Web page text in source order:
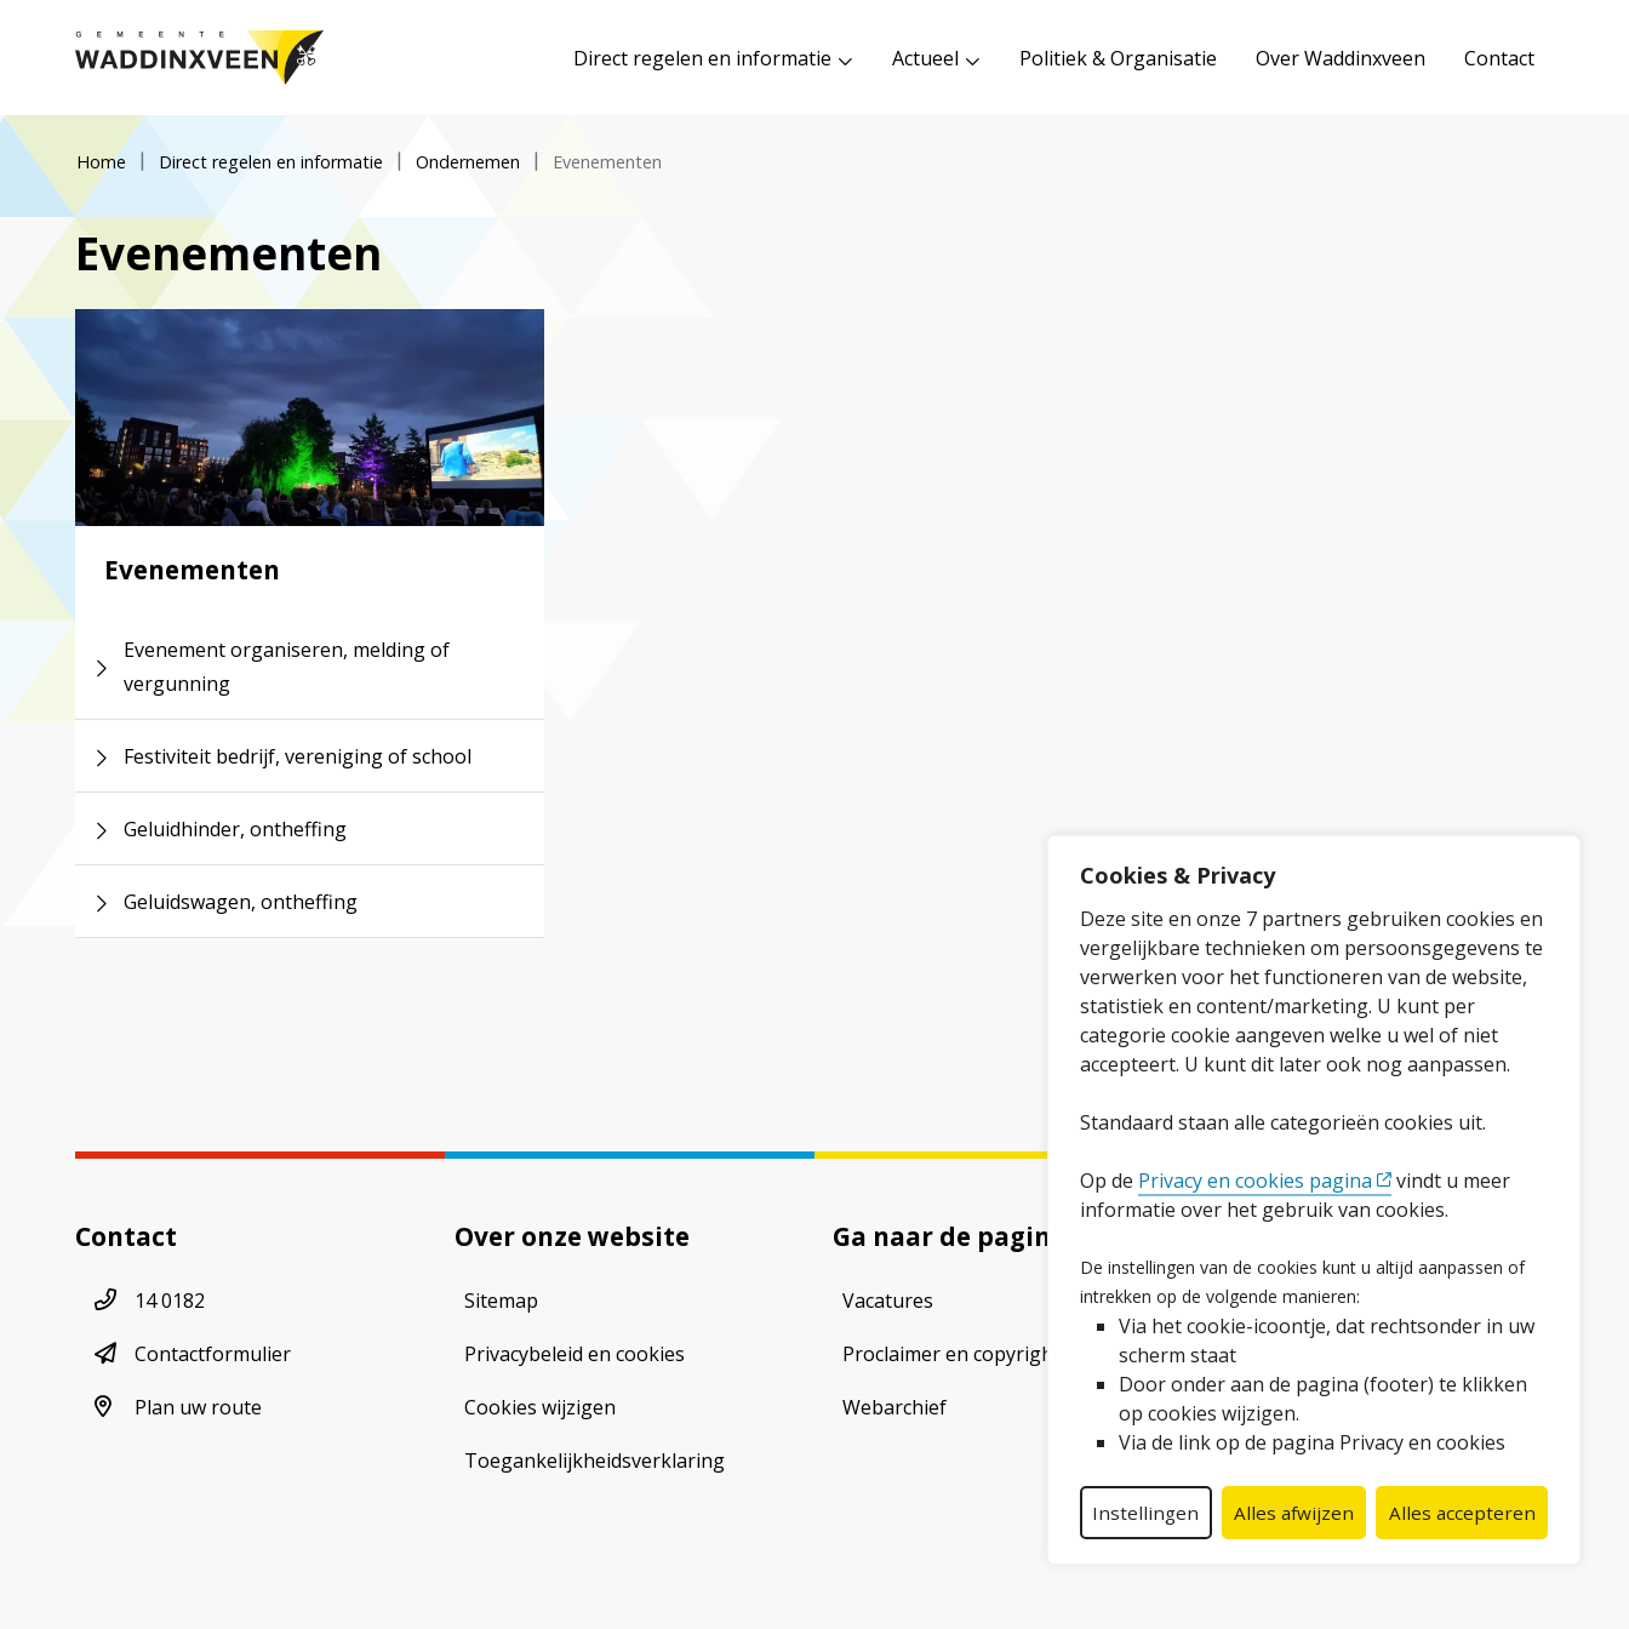
Cookies & Privacy
Deze site en onze 7 partners gebruiken cookies en
vergelijkbare technieken om persoonsgegevens te
verwerken voor het functioneren van de website,
statistiek en content/marketing. U kunt per
categorie cookie aangeven welke u wel of niet
accepteert. U kunt dit later ook nog aanpassen.
Standaard staan alle categorieën cookies uit.
Op de Privacy en cookies pagina
vindt u meer
informatie over het gebruik van cookies.
De instellingen van de cookies kunt u altijd aanpassen of
intrekken op de volgende manieren:
Via het cookie-icoontje, dat rechtsonder in uw
scherm staat
Door onder aan de pagina (footer) te klikken
op cookies wijzigen.
Via de link op de pagina Privacy en cookies
Instellingen Alles afwijzen Alles accepteren
Direct regelen en informatie Actueel Politiek & Organisatie Over Waddinxveen Contact
Home Direct regelen en informatie Ondernemen Evenementen
Evenementen
Evenementen
Evenement organiseren, melding of
vergunning
Festiviteit bedrijf, vereniging of school
Geluidhinder, ontheffing
Geluidswagen, ontheffing
Contact
Telefoonnummer
14 0182
contactformulier
Contactformulier
plan uw route
Plan uw route
Over onze website
Sitemap
Privacybeleid en cookies
Cookies wijzigen
Toegankelijkheidsverklaring
Ga naar de pagina
Vacatures
Proclaimer en copyright
Webarchief
Facebook
LinkedInInstagram